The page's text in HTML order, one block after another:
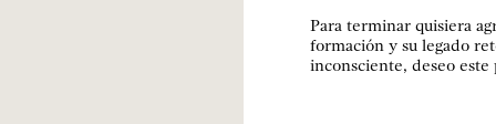
Para terminar quisiera
formación y su legado
inconsciente, deseo este